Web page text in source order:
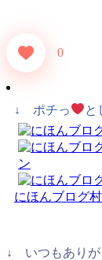
0
↓ ポチっ と
にほんブログ村
↓ いつもありが